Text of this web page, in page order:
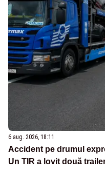
6 aug. 2026, 18:11
Accident pe drumul
Un TIR a lovit două